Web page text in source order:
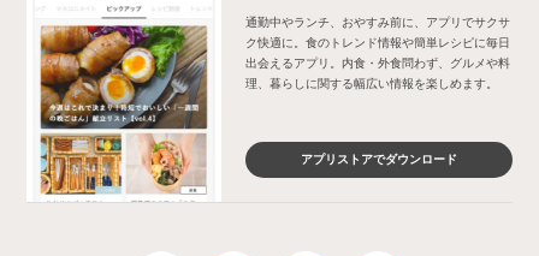
通勤中やランチ、おやすみ前に、アプリでサクサ
ク快適に。食のトレンド情報や簡単レシピに毎日
出会えるアプリ。内食・外食問わず、グルメや料
理、暮らしに関する幅広い情報を楽しめます。
アプリストアでダウンロード